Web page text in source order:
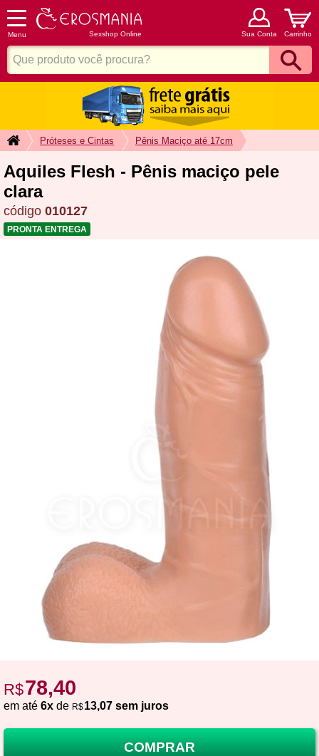
Menu Sexshop Online Sua Conta Carrinho
Próteses e Cintas Pênis Maciço até 17cm
Aquiles Flesh - Pênis maciço pele
clara
código 010127
PRONTA ENTREGA
R$78,40
em até 6x de R$13,07 sem juros
COMPRAR